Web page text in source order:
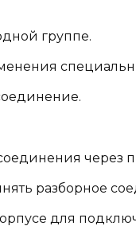
группе.
через
разборное
для